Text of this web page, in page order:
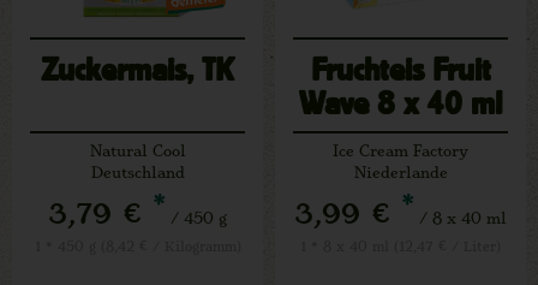
Zuckermais, TK
Natural Cool
Deutschland
3,79 € * / 450 g
Fruchteis Fruit
Wave 8 x 40 ml
Ice Cream Factory
Niederlande
3,99 € * / 8 x 40 ml